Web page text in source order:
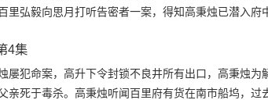
里弘毅向思月打听告密者一案，得知高秉烛已潜入
将信将疑。
4集
屡犯命案，高升下令封锁不良井所有出口，高秉烛
亲死于毒杀。高秉烛听闻百里府有货在南市船坞，